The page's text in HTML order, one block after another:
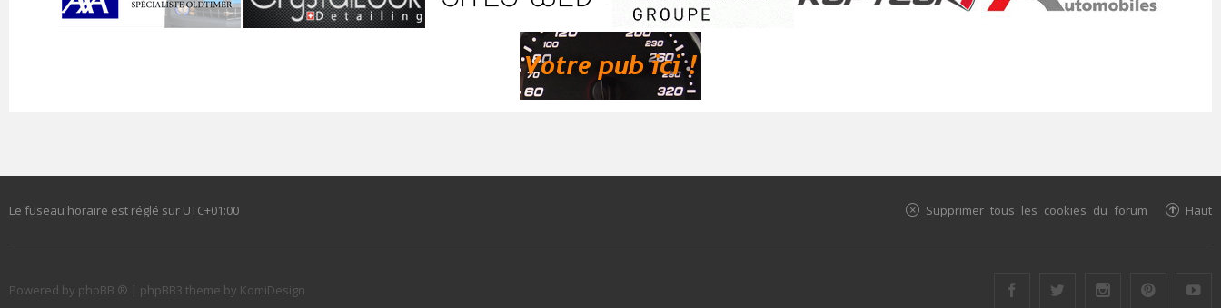
Le fuseau horaire est réglé sur UTC+01:00 Haut
Supprimer tous les cookies du forum
Powered by phpBB ® | phpBB3 theme by KomiDesign